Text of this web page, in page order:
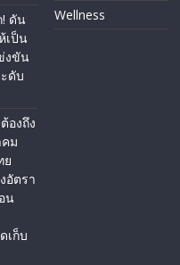
! ดัน
เป็น
งขัน
ดับ
องถึง
ม
ย
อัตรา
น
เก็บ
Wellness